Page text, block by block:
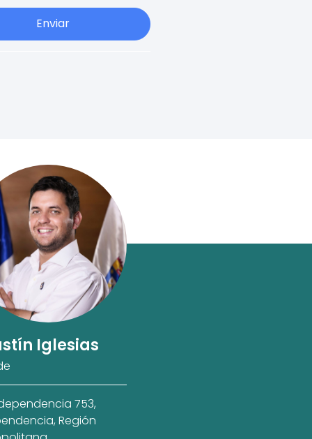
Enviar
Iglesias
753,
Región